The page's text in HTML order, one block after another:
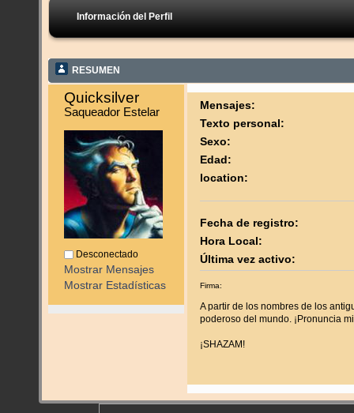
Información del Perfil
RESUMEN
Quicksilver
Saqueador Estelar
Desconectado
Mostrar Mensajes
Mostrar Estadísticas
Mensajes:
Texto personal:
Sexo:
Edad:
location:
Fecha de registro:
Hora Local:
Última vez activo:
Firma:
A partir de los nombres de los
poderoso del mundo. ¡Pronuncia
¡SHAZAM!